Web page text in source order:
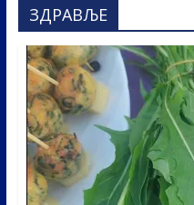
ЗДРАВЉЕ